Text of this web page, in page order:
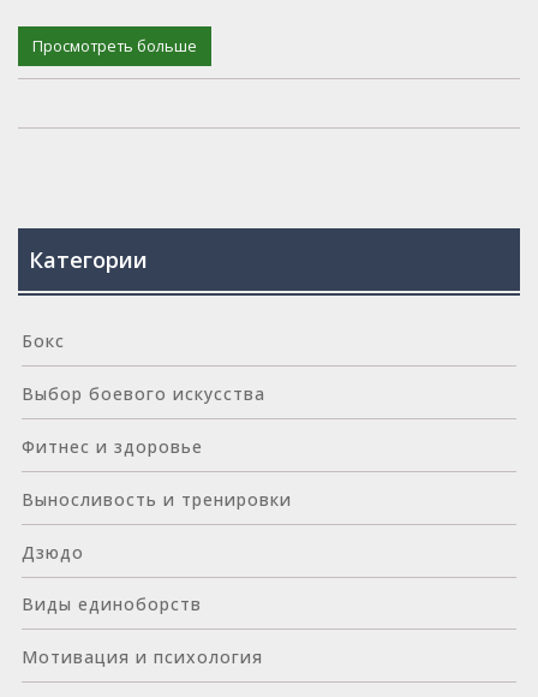
Просмотреть больше
Категории
Бокс
Выбор боевого искусства
Фитнес и здоровье
Выносливость и тренировки
Дзюдо
Виды единоборств
Мотивация и психология